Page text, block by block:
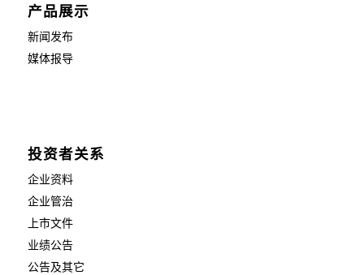
产品展示
新闻发布
媒体报导
投资者关系
企业资料
企业管治
上市文件
业绩公告
公告及其它